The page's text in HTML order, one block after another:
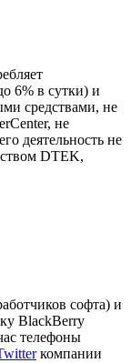
6% в сутки) и
средствами, не
не
деятельность не
DTEK,
софта) и
BlackBerry
телефоны
компании